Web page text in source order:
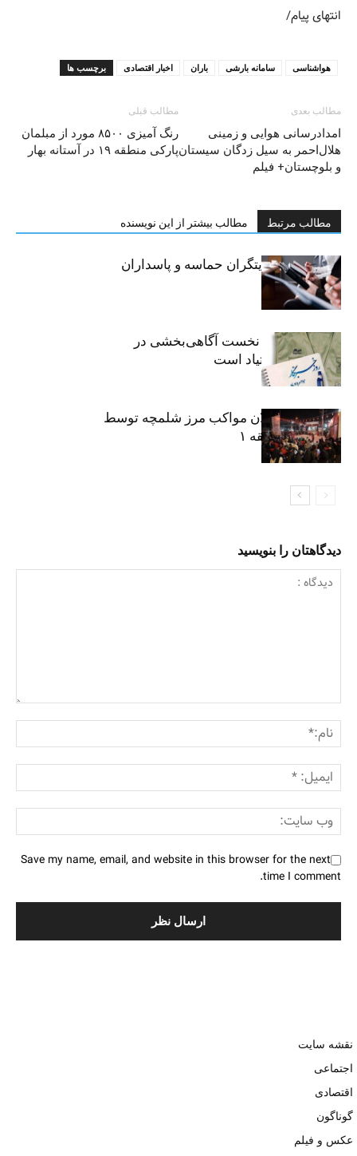
انتهای پیام/
برچسب ها اخبار اقتصادی باران سامانه بارشی هواشناسی
مطالب قبلی
رنگ آمیزی ۸۵۰۰ مورد از مبلمان
پارکی منطقه ۱۹ در آستانه بهار
مطالب بعدی
امدادرسانی هوایی و زمینی
هلال‌احمر به سیل زدگان سیستان
و بلوچستان+ فیلم
مطالب مرتبط مطالب بیشتر از این نویسنده
خبرنگاران، روایتگران حماسه و پاسداران
حقیقت
«رسانه» سنگر نخست آگاهی‌بخشی در
پیشگیری از اعتیاد است
نکوداشت فعالان مواکب مرز شلمچه توسط
شهرداری منطقه ۱
دیدگاهتان را بنویسید
Save my name, email, and website in this browser for the next
time I comment.
نقشه سایت
اجتماعی
اقتصادی
گوناگون
عکس و فیلم